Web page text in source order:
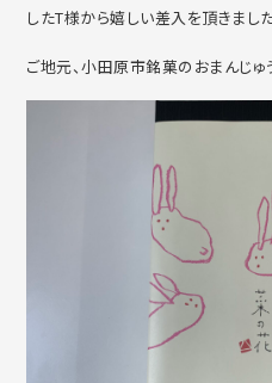
したT様から嬉しい差入を頂きました（
ご地元、小田原市銘菓のおまんじゅ